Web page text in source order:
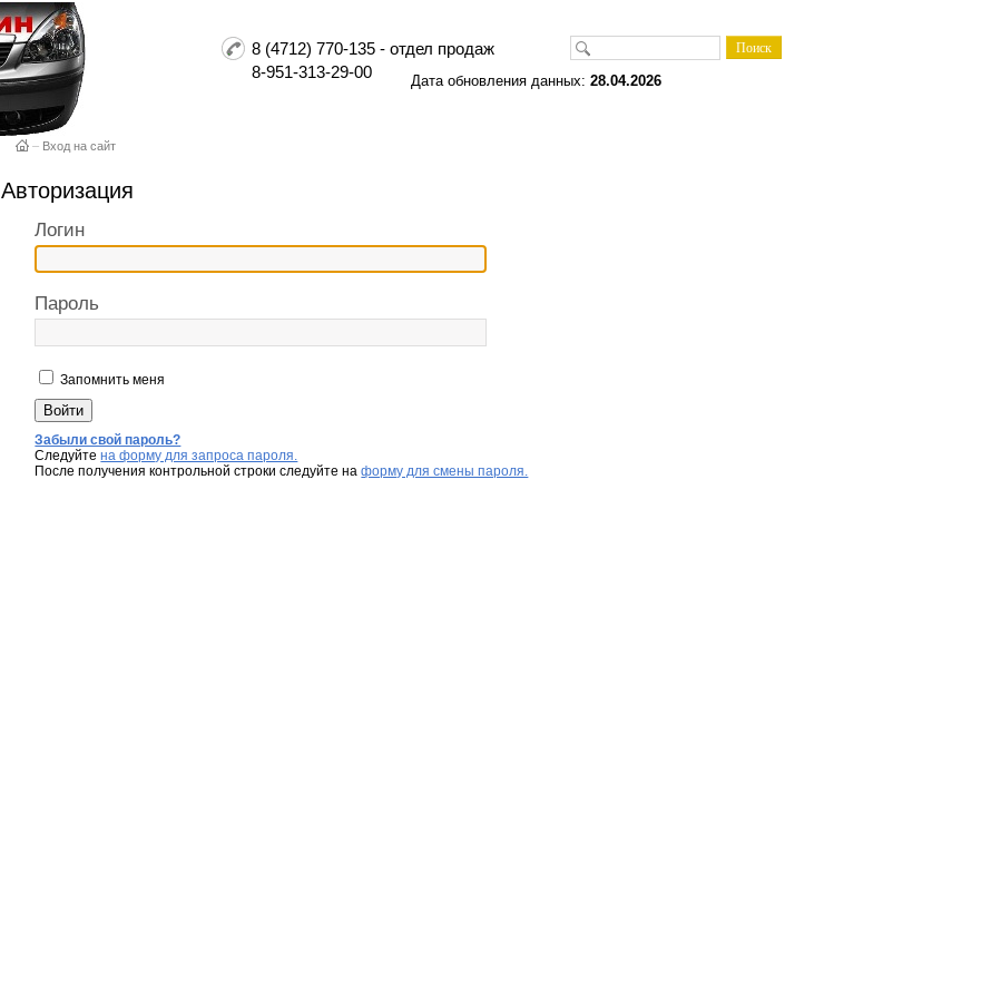
8 (4712) 770-135 - отдел продаж
8-951-313-29-00
Дата обновления данных: 28.04.2026
– Вход на сайт
Авторизация
Логин
Пароль
Запомнить меня
Забыли свой пароль?
Следуйтена форму для запроса пароля.
После получения контрольной строки следуйте наформу для смены пароля.